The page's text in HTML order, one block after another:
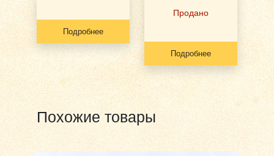
Подробнее
Продано
Подробнее
Похожие товары